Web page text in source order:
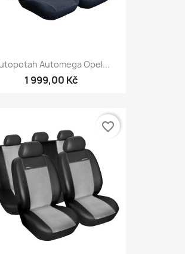
Automega Opel...
1 999,00 Kč
favorite_border